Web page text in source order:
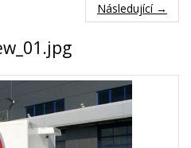
Následující →